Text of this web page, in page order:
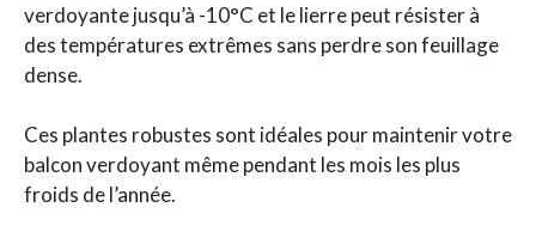
verdoyante jusqu’à -10°C et le lierre peut résister à
des températures extrêmes sans perdre son feuillage
dense.
Ces plantes robustes sont idéales pour maintenir votre
balcon verdoyant même pendant les mois les plus
froids de l’année.